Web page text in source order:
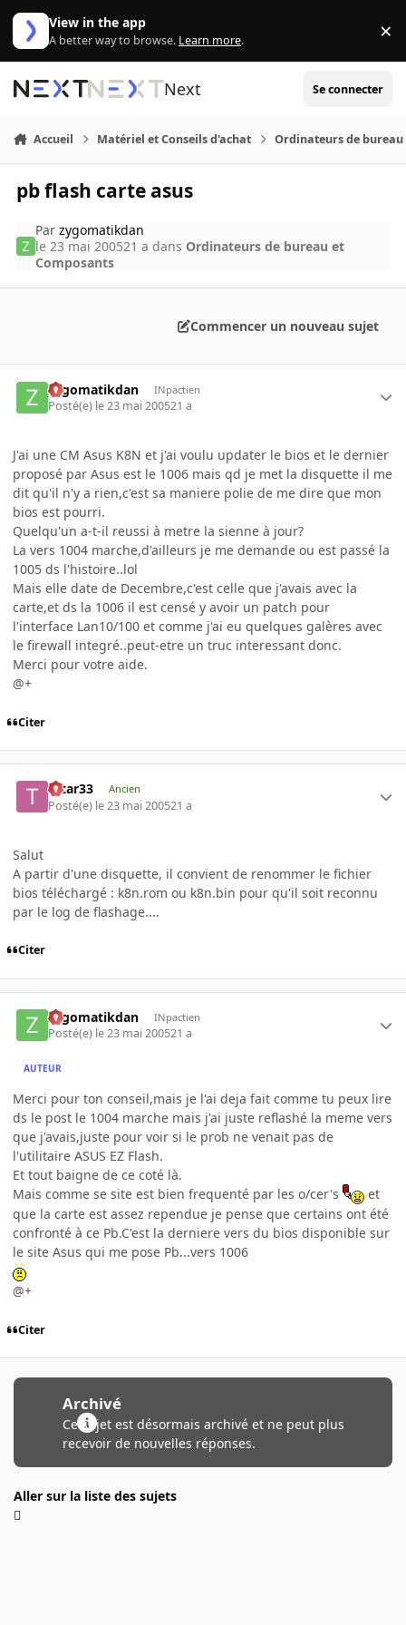
Aller au contenu
View in the app
A better way to browse. Learn more. ×
Next Se connecter
Accueil Matériel et Conseils d'achat Ordinateurs de bureau
pb flash carte asus
Parzygomatikdan
le 23 mai 200521 a dans Ordinateurs de bureau et
Composants
Commencer un nouveau sujet
zygomatikdan INpactien
Posté(e) le 23 mai 200521 a
J'ai une CM Asus K8N et j'ai voulu updater le bios et le dernier
proposé par Asus est le 1006 mais qd je met la disquette il me
dit qu'il n'y a rien,c'est sa maniere polie de me dire que mon
bios est pourri.
Quelqu'un a-t-il reussi à metre la sienne à jour?
La vers 1004 marche,d'ailleurs je me demande ou est passé la
1005 ds l'histoire..lol
Mais elle date de Decembre,c'est celle que j'avais avec la
carte,et ds la 1006 il est censé y avoir un patch pour
l'interface Lan10/100 et comme j'ai eu quelques galères avec
le firewall integré..peut-etre un truc interessant donc.
Merci pour votre aide.
@+
Citer
tatar33 Ancien
Posté(e) le 23 mai 200521 a
Salut
A partir d'une disquette, il convient de renommer le fichier
bios téléchargé : k8n.rom ou k8n.bin pour qu'il soit reconnu
par le log de flashage....
Citer
zygomatikdan INpactien
Posté(e) le 23 mai 200521 a
AUTEUR
Merci pour ton conseil,mais je l'ai deja fait comme tu peux lire
ds le post le 1004 marche mais j'ai juste reflashé la meme vers
que j'avais,juste pour voir si le prob ne venait pas de
l'utilitaire ASUS EZ Flash.
Et tout baigne de ce coté là.
Mais comme se site est bien frequenté par les o/cer's
et
que la carte est assez rependue je pense que certains ont été
confronté à ce Pb.C'est la derniere vers du bios disponible sur
le site Asus qui me pose Pb...vers 1006
@+
Citer
Archivé
Ce sujet est désormais archivé et ne peut plus
recevoir de nouvelles réponses.
Aller sur la liste des sujets